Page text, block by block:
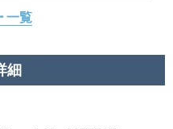
一覧
細